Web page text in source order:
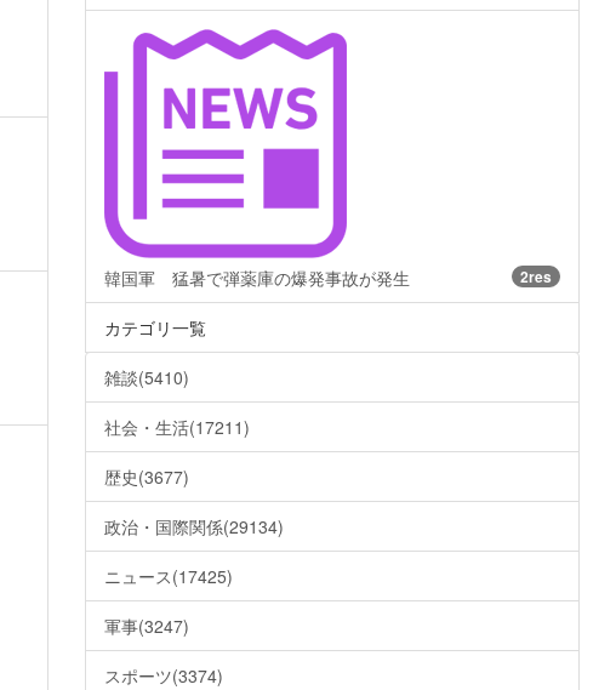
韓国軍 猛暑で弾薬庫の爆発事故が発生 2res
カテゴリ一覧
雑談(5410)
社会・生活(17211)
歴史(3677)
政治・国際関係(29134)
ニュース(17425)
軍事(3247)
スポーツ(3374)